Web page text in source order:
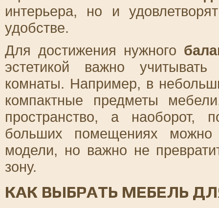
интерьера, но и
удобстве.
Для достижения нужного
эстетикой важно
комнаты. Например, в
компактные предметы
пространство, а наоборот,
больших помещениях можно
модели, но важно не
зону.
КАК ВЫБРАТЬ МЕБЕЛЬ